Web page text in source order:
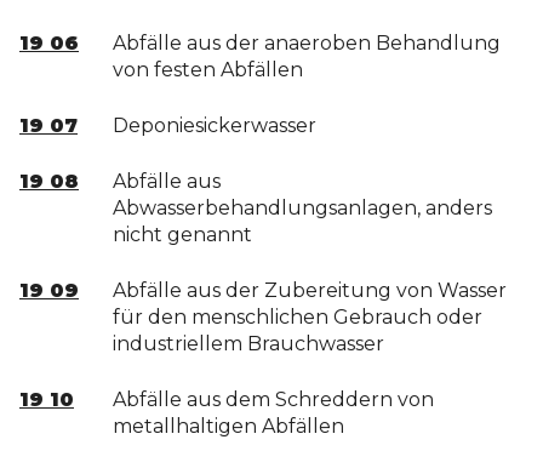
19 06
Abfälle aus der anaeroben Behandlung
von festen Abfällen
19 07 Deponiesickerwasser
19 08
Abfälle aus
Abwasserbehandlungsanlagen, anders
nicht genannt
19 09
Abfälle aus der Zubereitung von Wasser
für den menschlichen Gebrauch oder
industriellem Brauchwasser
19 10
Abfälle aus dem Schreddern von
metallhaltigen Abfällen